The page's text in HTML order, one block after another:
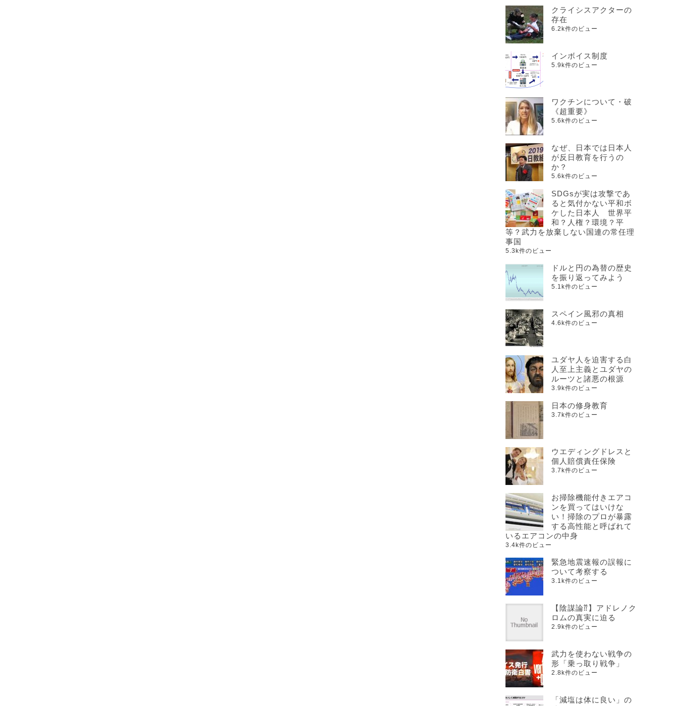
クライシスアクターの
存在
6.2k件のビュー
インボイス制度
5.9k件のビュー
ワクチンについて・破
《超重要》
5.6k件のビュー
なぜ、日本では日本人
が反日教育を行うの
か？
5.6k件のビュー
SDGsが実は攻撃であ
ると気付かない平和ボ
ケした日本人 世界平
和？人権？環境？平
等？武力を放棄しない国連の常任理
事国
5.3k件のビュー
ドルと円の為替の歴史
を振り返ってみよう
5.1k件のビュー
スペイン風邪の真相
4.6k件のビュー
ユダヤ人を迫害する白
人至上主義とユダヤの
ルーツと諸悪の根源
3.9k件のビュー
日本の修身教育
3.7k件のビュー
ウエディングドレスと
個人賠償責任保険
3.7k件のビュー
お掃除機能付きエアコ
ンを買ってはいけな
い！掃除のプロが暴露
する高性能と呼ばれて
いるエアコンの中身
3.4k件のビュー
緊急地震速報の誤報に
ついて考察する
3.1k件のビュー
【陰謀論⁇】アドレノク
ロムの真実に迫る
2.9k件のビュー
武力を使わない戦争の
形「乗っ取り戦争」
2.8k件のビュー
「減塩は体に良い」の